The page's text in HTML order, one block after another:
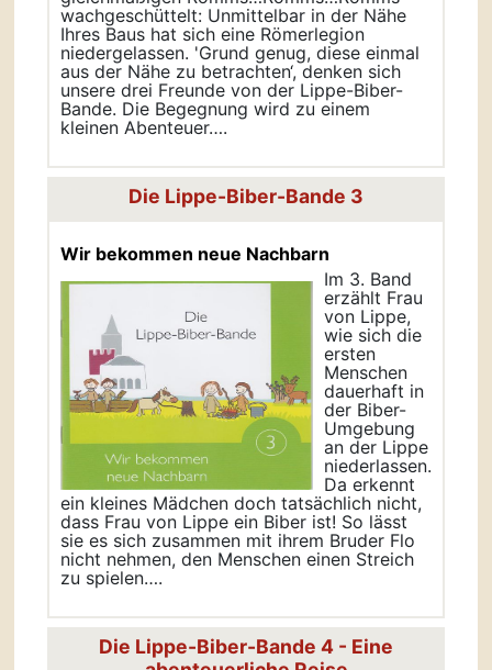
wachgeschüttelt: Unmittelbar in der Nähe
Ihres Baus hat sich eine Römerlegion
niedergelassen. 'Grund genug, diese einmal
aus der Nähe zu betrachten‘, denken sich
unsere drei Freunde von der Lippe-Biber-
Bande. Die Begegnung wird zu einem
kleinen Abenteuer….
Die Lippe-Biber-Bande 3
Wir bekommen neue Nachbarn
Im 3. Band
erzählt Frau
von Lippe,
wie sich die
ersten
Menschen
dauerhaft in
der Biber-
Umgebung
an der Lippe
niederlassen.
Da erkennt
ein kleines Mädchen doch tatsächlich nicht,
dass Frau von Lippe ein Biber ist! So lässt
sie es sich zusammen mit ihrem Bruder Flo
nicht nehmen, den Menschen einen Streich
zu spielen….
Die Lippe-Biber-Bande 4 - Eine